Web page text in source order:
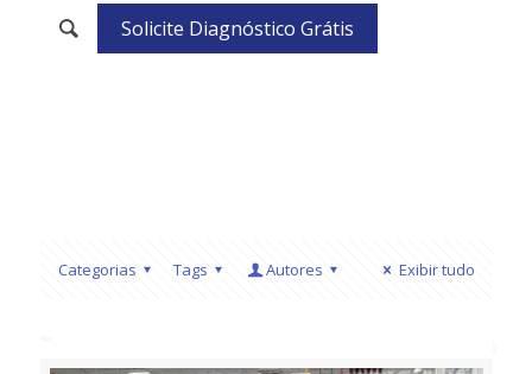
Solicite Diagnóstico Grátis
Categorias Tags Autores Exibir tudo